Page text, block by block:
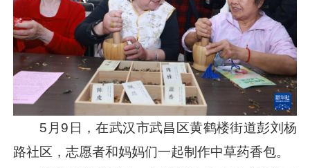
5月9日，在武汉市武昌区黄鹤楼街道彭刘杨
路社区，志愿者和妈妈们一起制作中草药香包。